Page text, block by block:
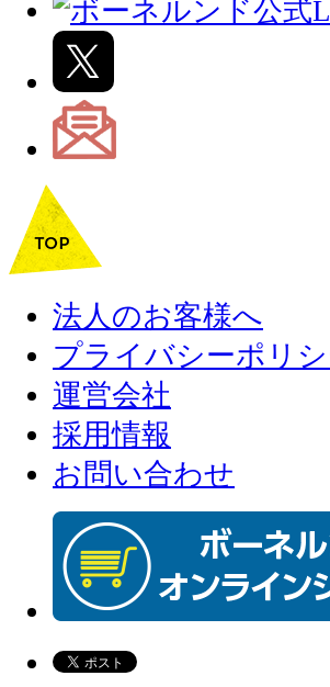
法人のお客様へ
プライバシーポリ
運営会社
採用情報
お問い合わせ